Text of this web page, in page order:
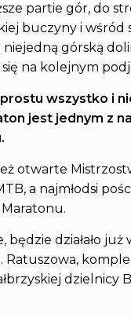
partie gór, do
buczyny i wśród
górską
na kolejnym
wszystko i
jest jednym z
otwarte
a najmłodsi
działało już
Ratuszowa,
dzielnicy